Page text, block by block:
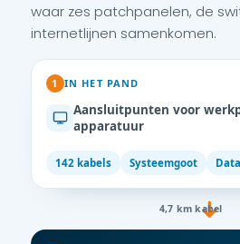
waar zes patchpanelen, de
internetlijnen samenkomen.
1 IN HET PAND
Aansluitpunten voor
apparatuur
142 kabels Systeemgoot
4,7 km kabel